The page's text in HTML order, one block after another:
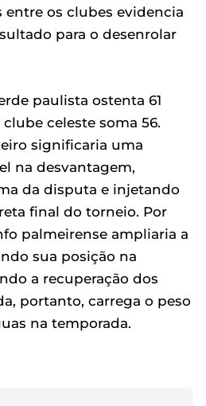
os clubes evidencia
para o desenrolar
paulista ostenta 61
celeste soma 56.
significaria uma
na desvantagem,
da disputa e injetando
final do torneio. Por
palmeirense ampliaria a
sua posição na
a recuperação dos
portanto, carrega o peso
na temporada.